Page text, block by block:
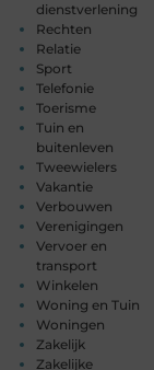
dienstverlening
Rechten
Relatie
Sport
Telefonie
Toerisme
Tuin en
buitenleven
Tweewielers
Vakantie
Verbouwen
Verenigingen
Vervoer en
transport
Winkelen
Woning en Tuin
Woningen
Zakelijk
Zakelijke